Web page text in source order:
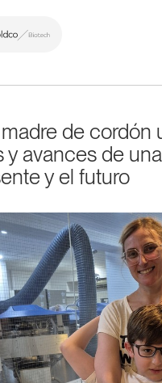
ENG
de cordón
y avances de
y el futuro